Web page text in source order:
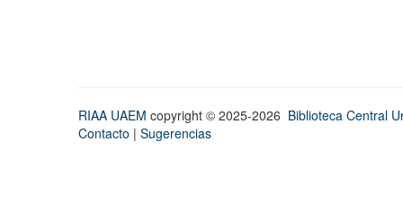
RIAA UAEM copyright © 2025-2026 Biblioteca Central
Contacto | Sugerencias